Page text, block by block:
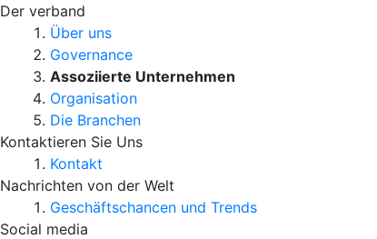
Der verband
Über uns
Governance
Assoziierte Unternehmen
Organisation
Die Branchen
Kontaktieren Sie Uns
Kontakt
Nachrichten von der Welt
Geschäftschancen und Trends
Social media